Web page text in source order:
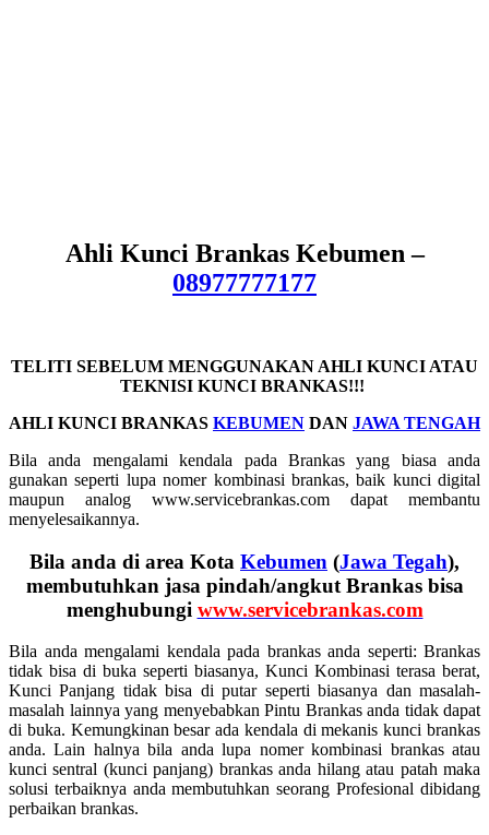
Ahli Kunci Brankas Kebumen –
08977777177
TELITI SEBELUM MENGGUNAKAN AHLI KUNCI ATAU
TEKNISI KUNCI BRANKAS!!!
AHLI KUNCI BRANKAS KEBUMEN DAN JAWA TENGAH
Bila anda mengalami kendala pada Brankas yang biasa anda
gunakan seperti lupa nomer kombinasi brankas, baik kunci digital
maupun analog www.servicebrankas.com dapat membantu
menyelesaikannya.
Bila anda di area Kota Kebumen (Jawa Tegah),
membutuhkan jasa pindah/angkut Brankas bisa
menghubungi www.servicebrankas.com
Bila anda mengalami kendala pada brankas anda seperti: Brankas
tidak bisa di buka seperti biasanya, Kunci Kombinasi terasa berat,
Kunci Panjang tidak bisa di putar seperti biasanya dan masalah-
masalah lainnya yang menyebabkan Pintu Brankas anda tidak dapat
di buka. Kemungkinan besar ada kendala di mekanis kunci brankas
anda. Lain halnya bila anda lupa nomer kombinasi brankas atau
kunci sentral (kunci panjang) brankas anda hilang atau patah maka
solusi terbaiknya anda membutuhkan seorang Profesional dibidang
perbaikan brankas.